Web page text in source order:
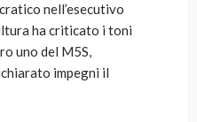
nell’esecutivo
ha criticato i toni
uno del M5S,
impegni il